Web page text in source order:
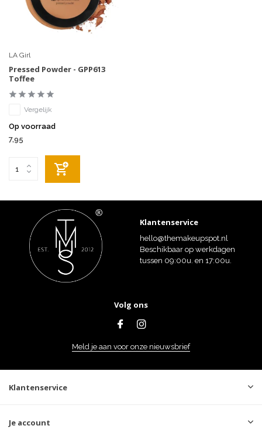
LA Girl
Pressed Powder - GPP613
Toffee
Vergelijk
Op voorraad
7,95
Klantenservice
hello@themakeupspot.nl
Beschikbaar op werkdagen
tussen 09:00u. en 17:00u.
Volg ons
Meld je aan voor onze nieuwsbrief
Klantenservice
Je account